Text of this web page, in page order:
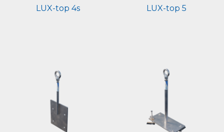
LUX-top 4s LUX-top 5